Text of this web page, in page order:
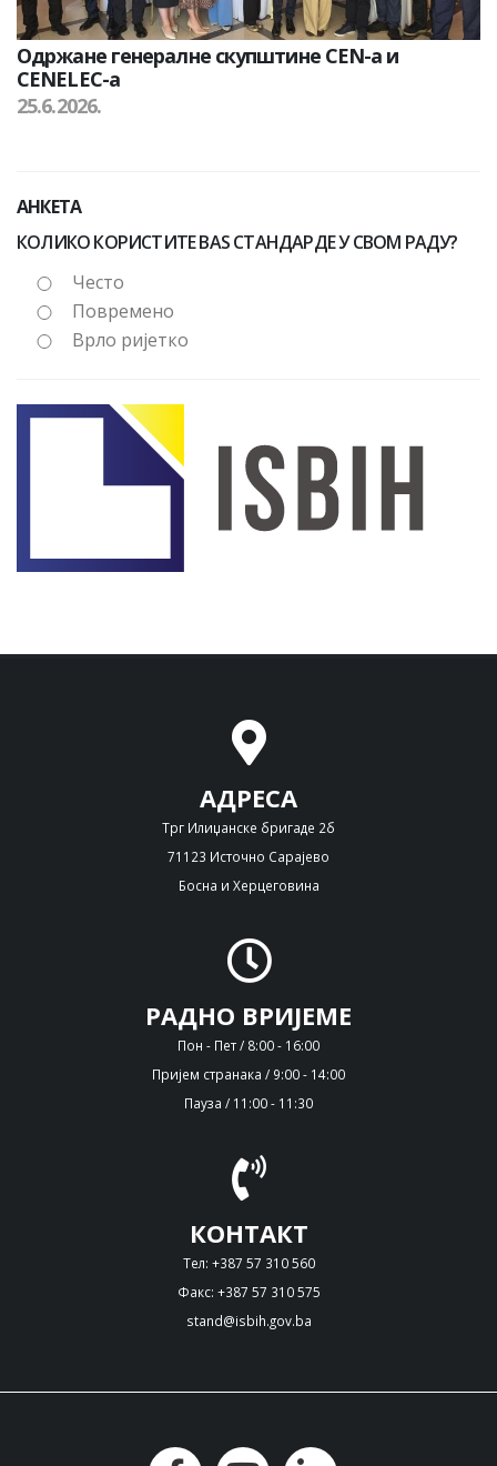
Одржане генералне скупштине CEN-а и
CENELEC-а
25.6.2026.
АНКЕТА
КОЛИКО КОРИСТИТЕ BAS СТАНДАРДЕ У СВОМ РАДУ?
Често
Повремено
Врло ријетко
АДРЕСА
Трг Илиџанске бригаде 2б
71123 Источно Сарајево
Босна и Херцеговина
РАДНО ВРИЈЕМЕ
Пон - Пет / 8:00 - 16:00
Пријем странака / 9:00 - 14:00
Пауза / 11:00 - 11:30
КОНТАКТ
Тел: +387 57 310 560
Факс: +387 57 310 575
stand@isbih.gov.ba